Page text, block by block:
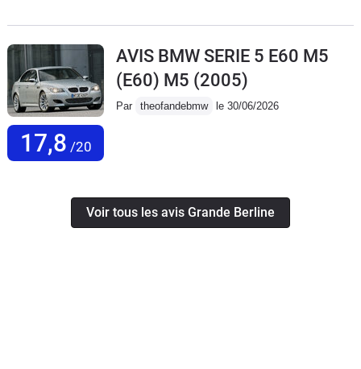
17,8 /20
AVIS BMW SERIE 5 E60 M5
(E60) M5 (2005)
Par theofandebmw le 30/06/2026
Voir tous les avis Grande Berline